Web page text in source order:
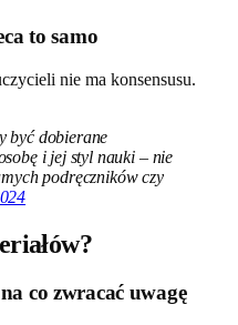
to samo
nie ma konsensusu.
być dobierane
i jej styl nauki – nie
podręczników czy
co zwracać uwagę